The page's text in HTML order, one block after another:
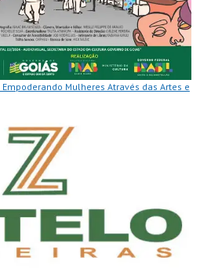
Mulheres Através das Artes e